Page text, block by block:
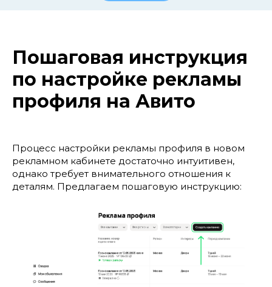
Пошаговая инструкция
по настройке рекламы
профиля на Авито
Процесс настройки рекламы профиля в новом
рекламном кабинете достаточно интуитивен,
однако требует внимательного отношения к
деталям. Предлагаем пошаговую инструкцию: